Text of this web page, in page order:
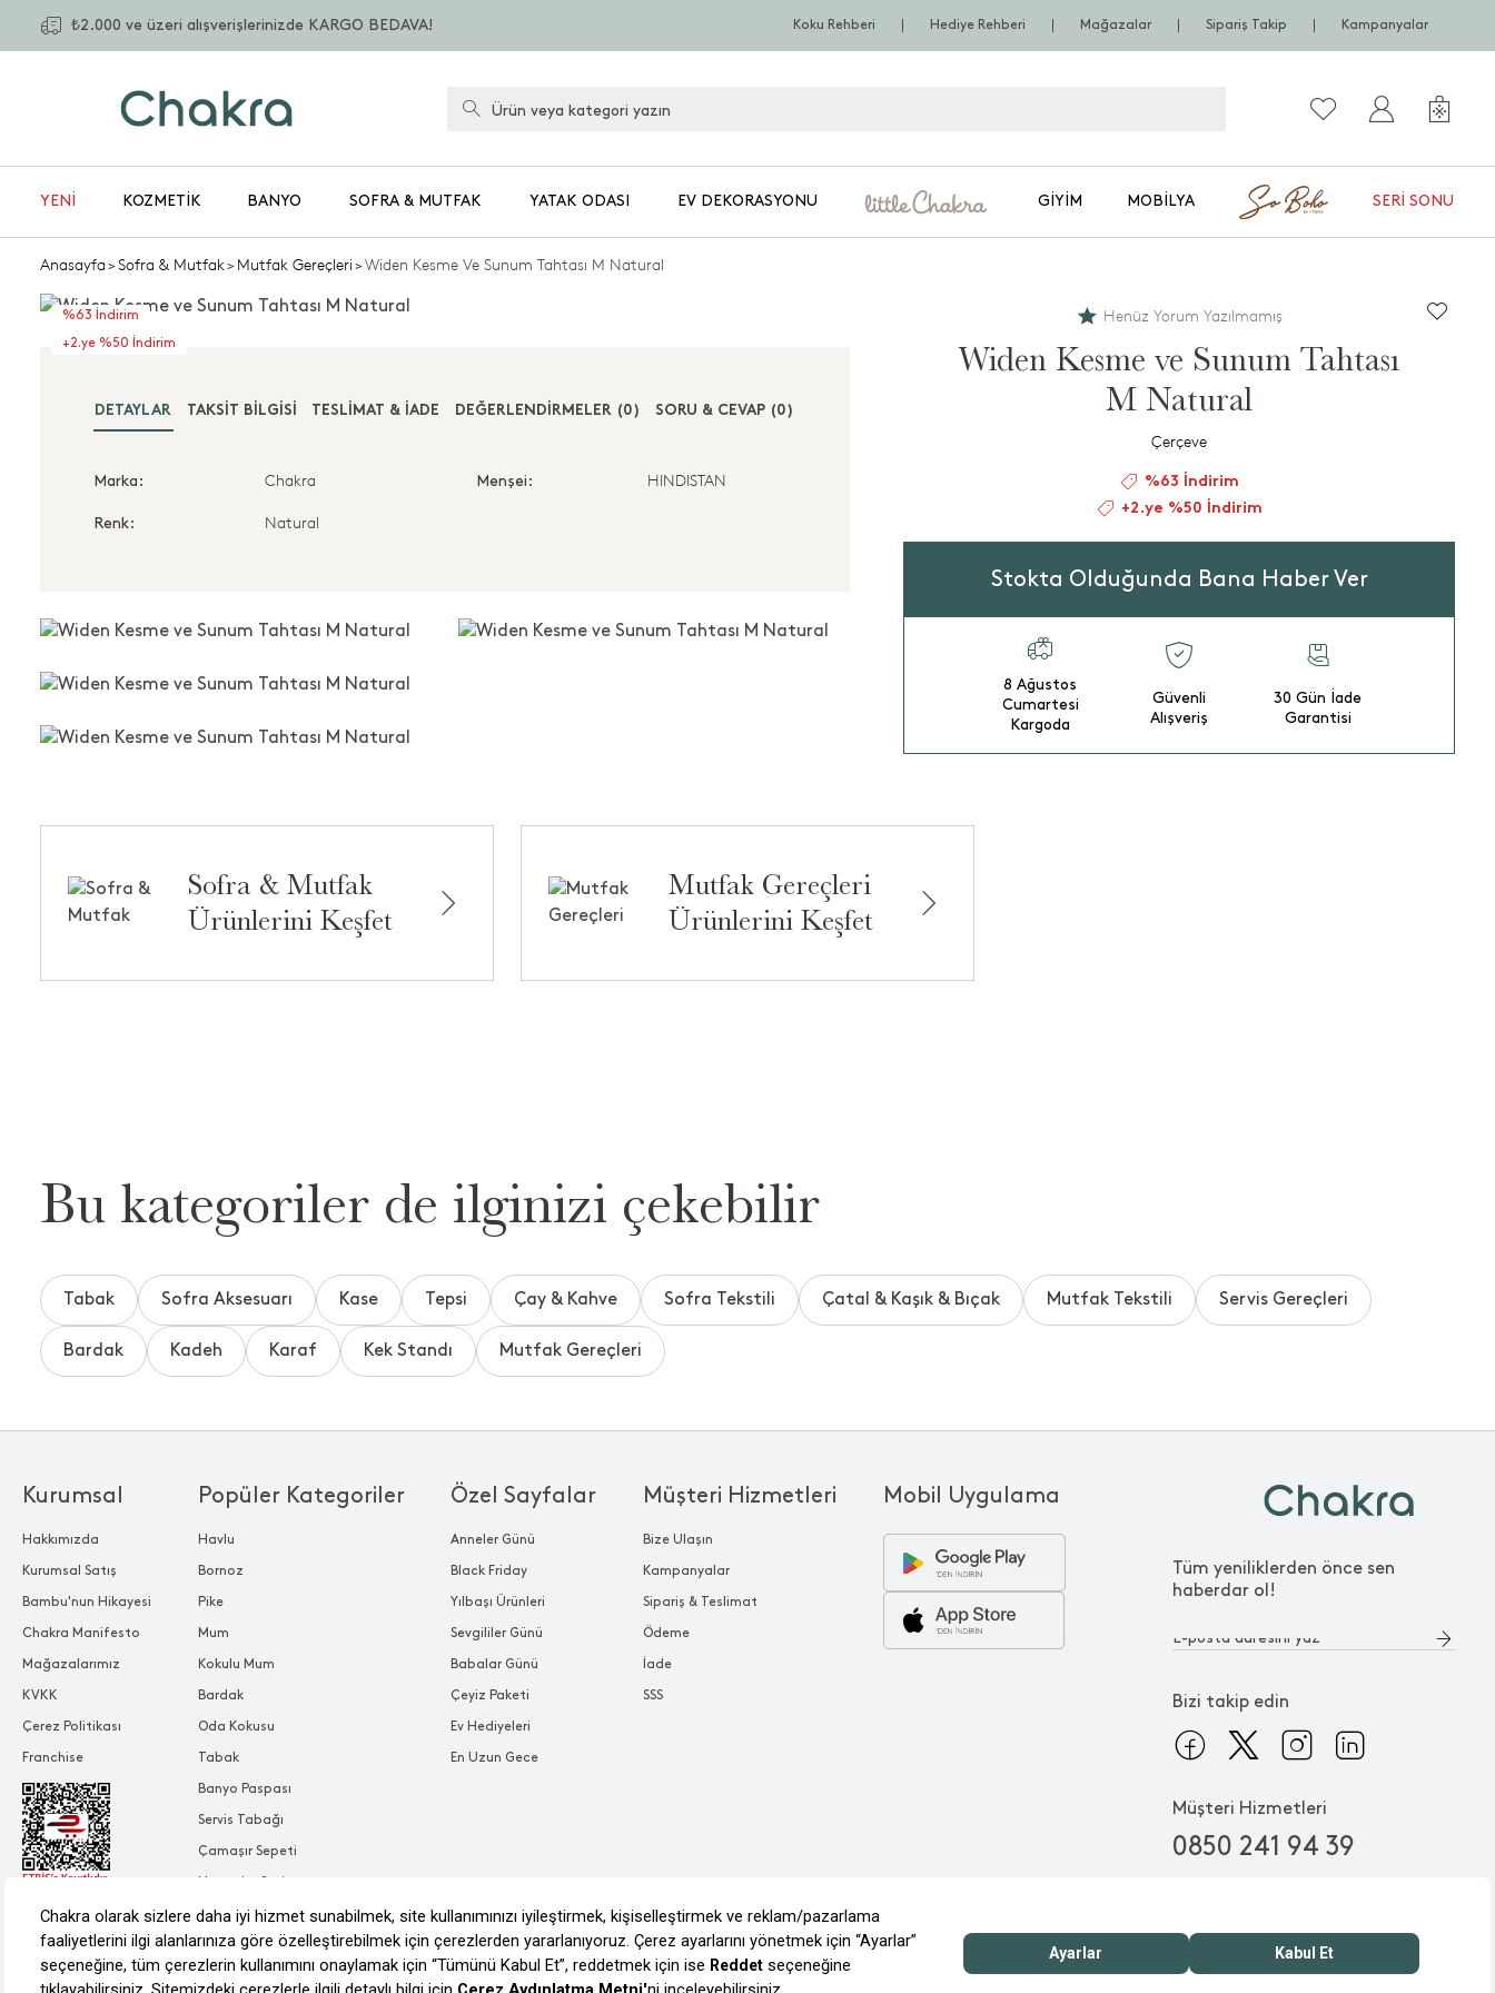
₺2.000 ve üzeri alışverişlerinizde KARGO BEDAVA! Koku Rehberi Hediye Rehberi Mağazalar Sipariş Takip Kampanyalar
YENİ KOZMETIK BANYO SOFRA & MUTFAK YATAK ODASI EV DEKORASYONU GIYIM MOBILYA SERI SONU
Anasayfa>Sofra & Mutfak>Mutfak Gereçleri>Widen Kesme Ve Sunum Tahtası M Natural
%63 İndirim
+2.ye %50 İndirim
DETAYLAR TAKSIT BILGISI TESLIMAT & İADE DEĞERLENDİRMELER (0) SORU & CEVAP (0)
Marka: Chakra Menşei: HINDISTAN
Renk: Natural
Henüz Yorum Yazılmamış
Widen Kesme ve Sunum Tahtası
M Natural
Çerçeve
%63 İndirim
+2.ye %50 İndirim
Stokta Olduğunda Bana Haber Ver
8 Ağustos
Cumartesi
Kargoda
Güvenli
Alışveriş
30 Gün İade
Garantisi
Sofra & Mutfak
Ürünlerini Keşfet
Mutfak Gereçleri
Ürünlerini Keşfet
Bu kategoriler de ilginizi çekebilir
Tabak Sofra Aksesuarı Kase Tepsi Çay & Kahve Sofra Tekstili Çatal & Kaşık & Bıçak Mutfak Tekstili Servis Gereçleri
Bardak Kadeh Karaf Kek Standı Mutfak Gereçleri
Tüm yeniliklerden önce sen
haberdar ol!
Bizi takip edin
Müşteri Hizmetleri
0850 241 94 39
Popüler Kategoriler
Havlu
Bornoz
Pike
Mum
Kokulu Mum
Bardak
Oda Kokusu
Tabak
Banyo Paspası
Servis Tabağı
Çamaşır Sepeti
Özel Sayfalar
Anneler Günü
Black Friday
Yılbaşı Ürünleri
Sevgililer Günü
Babalar Günü
Çeyiz Paketi
Ev Hediyeleri
En Uzun Gece
Kurumsal
Hakkımızda
Kurumsal Satış
Bambu'nun Hikayesi
Chakra Manifesto
Mağazalarımız
KVKK
Çerez Politikası
Franchise
Müşteri Hizmetleri
Bize Ulaşın
Kampanyalar
Sipariş & Teslimat
Ödeme
İade
SSS
Mobil Uygulama
© 2026 CHAKRA MAĞAZACILIK TİC. VE A.Ş.